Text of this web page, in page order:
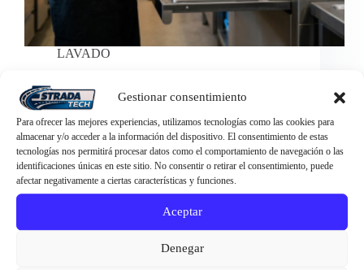
Gestionar consentimiento
Para ofrecer las mejores experiencias, utilizamos tecnologías como las cookies para
almacenar y/o acceder a la información del dispositivo. El consentimiento de estas
tecnologías nos permitirá procesar datos como el comportamiento de navegación o las
identificaciones únicas en este sitio. No consentir o retirar el consentimiento, puede
afectar negativamente a ciertas características y funciones.
Aceptar
Denegar
LAVADO
Cómo elegir el lavavajillas industrial adecuado para
tu negocio: Guía Técnica de EstradaTech